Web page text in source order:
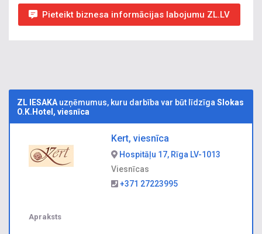
Pieteikt biznesa informācijas labojumu ZL.LV
ZL IESAKA uzņēmumus, kuru darbība var būt līdzīga Slokas
O.K.Hotel, viesnīca
Kert, viesnīca
Hospitāļu 17, Rīga LV-1013
Viesnīcas
+371 27223995
Apraksts